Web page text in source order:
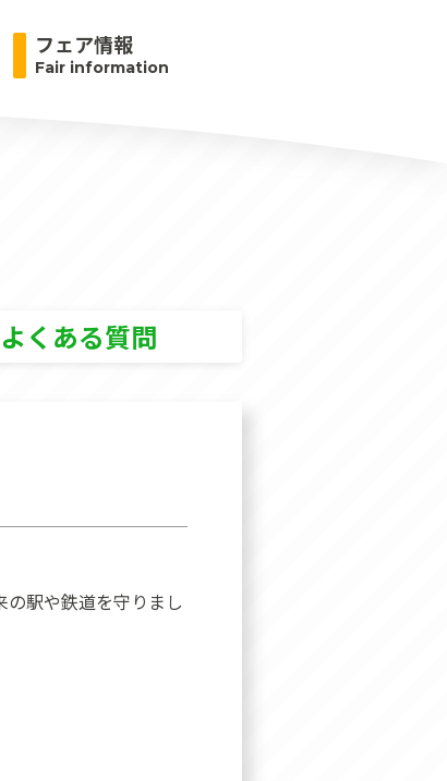
フェア情報
Fair information
よくある質問
駅や鉄道を守りまし